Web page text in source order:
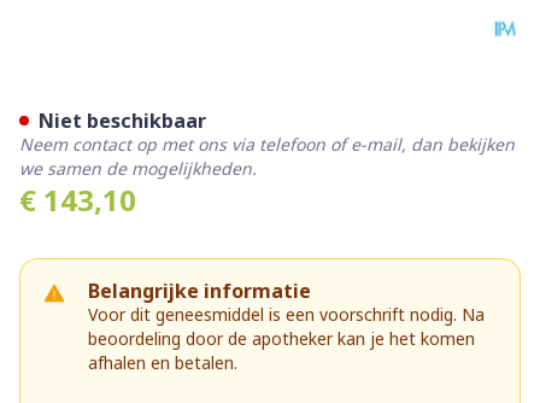
€ 143,10
Belangrijke informatie
Voor dit geneesmiddel is een voorschrift nodig. Na
beoordeling door de apotheker kan je het komen
afhalen en betalen.
Niet beschikbaar
Neem contact op met ons via telefoon of e-mail, dan bekijken
we samen de mogelijkheden.